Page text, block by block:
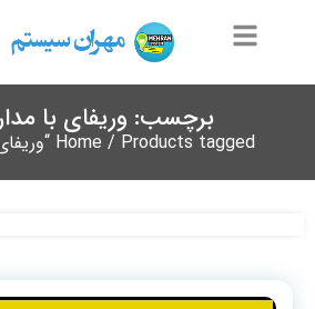
برچسب: وریفای با
Home / Products tagged “وریفای با مدارک کانادا”